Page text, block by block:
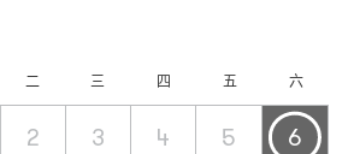
二 三 四 五 六
2 3 4 5 6